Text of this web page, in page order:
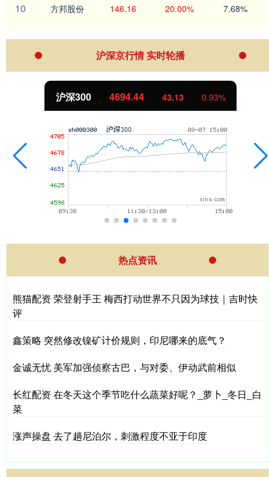
10 方邦股份 146.16 20.00% 7.68%
沪深京行情 实时轮播
43.13 0.93% 北证50
热点资讯
熊猫配资 荣登射手王 梅西打动世界不只因为球技｜吉时快
评
鑫策略 突然修改镍矿计价规则，印尼哪来的底气？
金诚无忧 美军加强侦察古巴，与对委、伊动武前相似
长红配资 在冬天这个季节吃什么蔬菜好呢？_萝卜_冬日_白
菜
涨声操盘 去了趟尼泊尔，刺激程度不亚于印度